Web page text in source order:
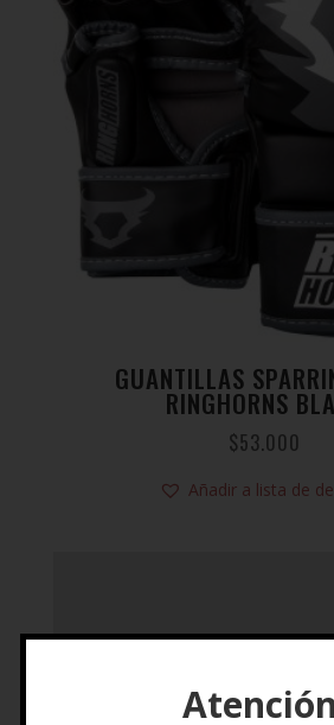
GUANTILLAS
RINGHORNS
$53.000
Añadir a lista de